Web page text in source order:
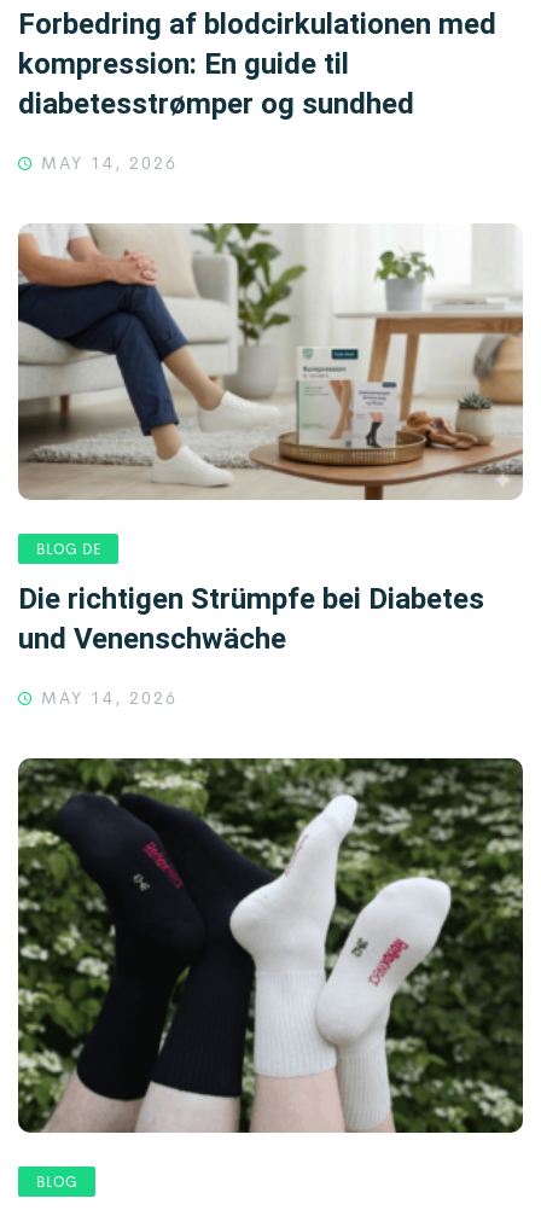
Forbedring af blodcirkulationen med
kompression: En guide til
diabetesstrømper og sundhed
MAY 14, 2026
BLOG DE
Die richtigen Strümpfe bei Diabetes
und Venenschwäche
MAY 14, 2026
BLOG